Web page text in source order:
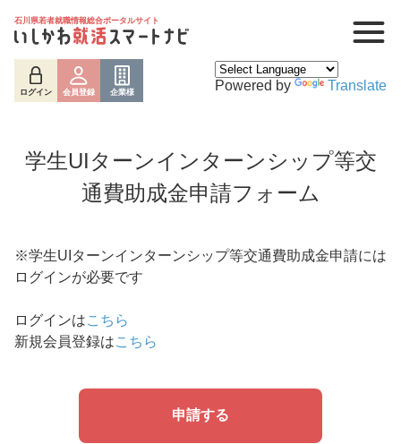
石川県若者就職情報総合ポータルサイト
ログイン 会員登録 企業様 Powered by Translate
学生UIターンインターンシップ等交
通費助成金申請フォーム
※学生UIターンインターンシップ等交通費助成金申請には
ログインが必要です
ログインはこちら
新規会員登録はこちら
申請する